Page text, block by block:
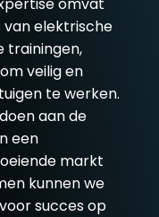
van elektrische
trainingen,
veilig en
te werken.
aan de
een
markt
kunnen we
succes op